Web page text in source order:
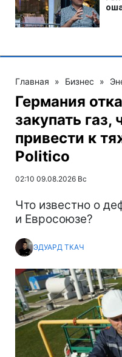
Главная » Бизнес »
Германия
закупать газ,
привести к
Politico
02:10 09.08.2026 Вс
Что известно о
и Евросоюзе?
ЭДУАРД ТКАЧ